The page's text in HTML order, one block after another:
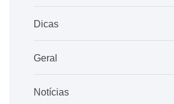
Dicas
Geral
Notícias